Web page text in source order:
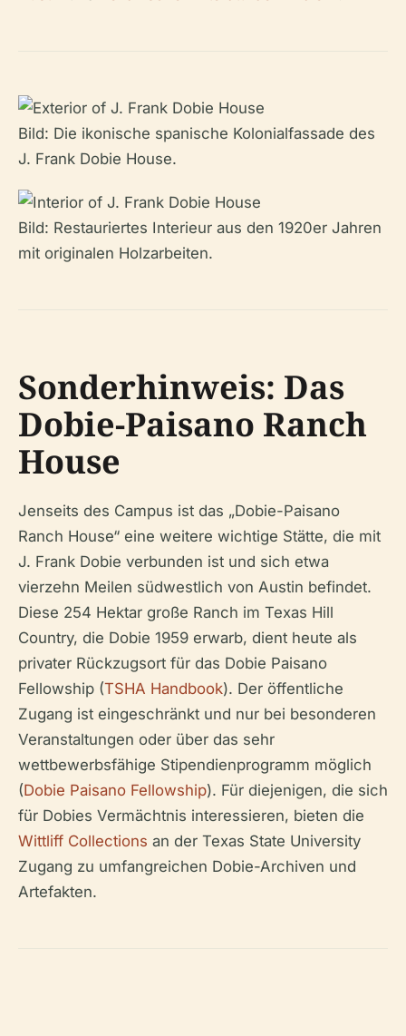
Bild: Die ikonische spanische Kolonialfassade des
J. Frank Dobie House.
Bild: Restauriertes Interieur aus den 1920er Jahren
mit originalen Holzarbeiten.
Sonderhinweis: Das
Dobie-Paisano Ranch
House
Jenseits des Campus ist das „Dobie-Paisano
Ranch House“ eine weitere wichtige Stätte, die mit
J. Frank Dobie verbunden ist und sich etwa
vierzehn Meilen südwestlich von Austin befindet.
Diese 254 Hektar große Ranch im Texas Hill
Country, die Dobie 1959 erwarb, dient heute als
privater Rückzugsort für das Dobie Paisano
Fellowship (TSHA Handbook). Der öffentliche
Zugang ist eingeschränkt und nur bei besonderen
Veranstaltungen oder über das sehr
wettbewerbsfähige Stipendienprogramm möglich
(Dobie Paisano Fellowship). Für diejenigen, die sich
für Dobies Vermächtnis interessieren, bieten die
Wittliff Collections an der Texas State University
Zugang zu umfangreichen Dobie-Archiven und
Artefakten.